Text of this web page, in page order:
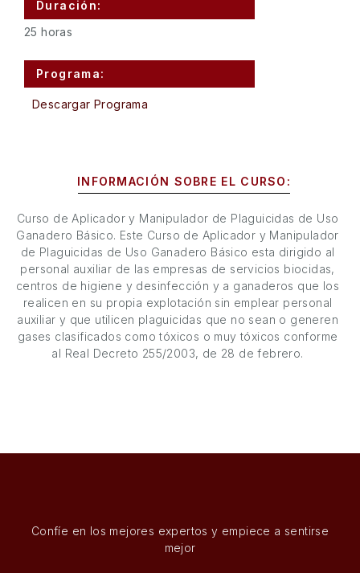
Duración:
25 horas
Programa:
Descargar Programa
INFORMACIÓN SOBRE EL CURSO:
Curso de Aplicador y Manipulador de Plaguicidas de Uso
Ganadero Básico. Este Curso de Aplicador y Manipulador
de Plaguicidas de Uso Ganadero Básico esta dirigido al
personal auxiliar de las empresas de servicios biocidas,
centros de higiene y desinfección y a ganaderos que los
realicen en su propia explotación sin emplear personal
auxiliar y que utilicen plaguicidas que no sean o generen
gases clasificados como tóxicos o muy tóxicos conforme
al Real Decreto 255/2003, de 28 de febrero.
Confíe en los mejores expertos y empiece a sentirse
mejor